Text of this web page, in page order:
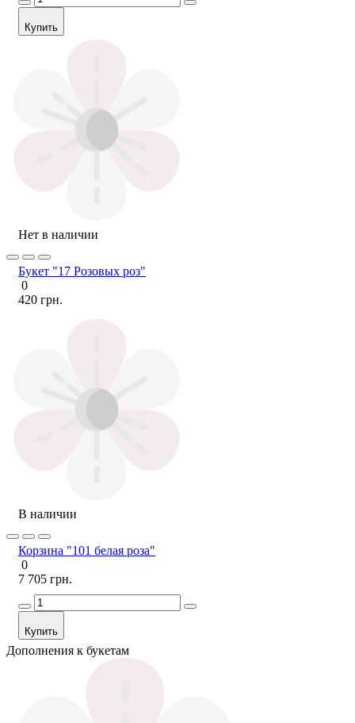
Купить
Нет в наличии
Букет "17 Розовых роз"
0
420 грн.
В наличии
Корзина "101 белая роза"
0
7 705 грн.
Купить
Дополнения к букетам